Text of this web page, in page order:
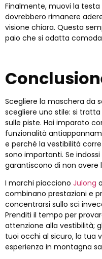
Finalmente, muovi la
dovrebbero rimanere
visione chiara. Questa
paio che si adatta
Scegliere la maschera da
scegliere uno stile: si
sulle piste. Hai imparato
funzionalità
e perché la vestibilità
sono importanti. Se
garantiscono di non avere
I marchi piacciono Julong
combinano prestazioni e
concentrarsi sullo sci
Prenditi il ​​tempo per
attenzione alla vestibilità;
tuoi occhi al sicuro, la tua
esperienza in montagna